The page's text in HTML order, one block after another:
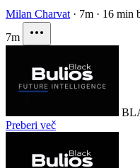
Milan Charvat · 7m · 16 min
7m
Preberi več